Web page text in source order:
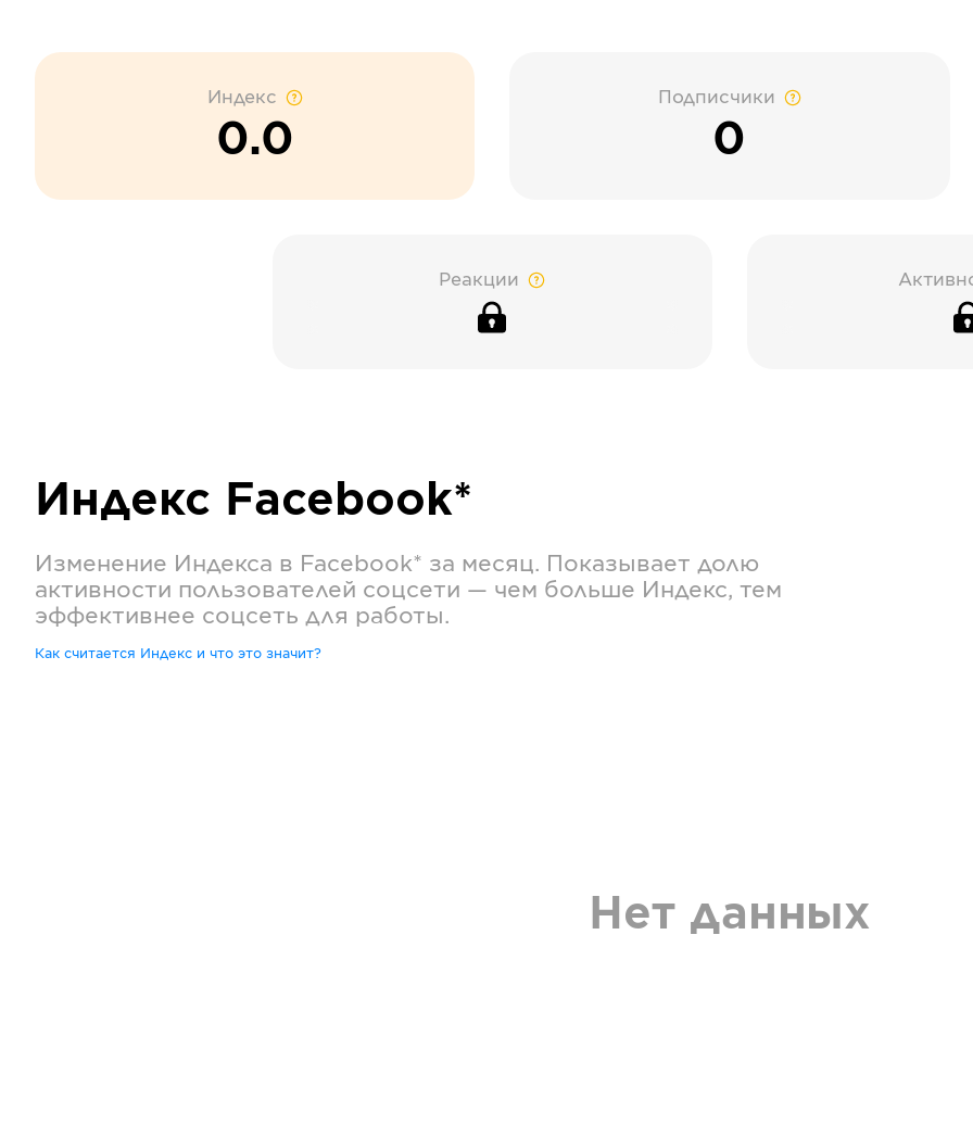
Индекс
0.0
Подписчики
0
Реакции
Индекс Facebook*
Изменение Индекса в Facebook* за месяц. Показывает долю
активности пользователей соцсети — чем больше Индекс, тем
эффективнее соцсеть для работы.
Как считается Индекс и что это значит?
Нет данных